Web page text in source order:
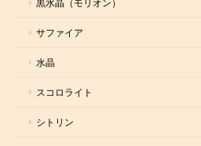
黒水晶（モリオン）
サファイア
水晶
スコロライト
シトリン